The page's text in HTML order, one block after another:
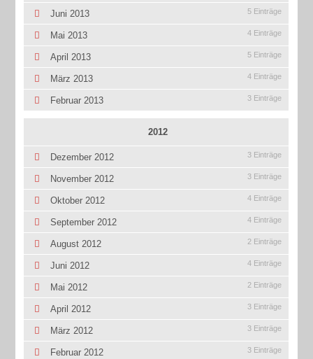
Juni 2013 5 Einträge
Mai 2013 4 Einträge
April 2013 5 Einträge
März 2013 4 Einträge
Februar 2013 3 Einträge
2012
Dezember 2012 3 Einträge
November 2012 3 Einträge
Oktober 2012 4 Einträge
September 2012 4 Einträge
August 2012 2 Einträge
Juni 2012 4 Einträge
Mai 2012 2 Einträge
April 2012 3 Einträge
März 2012 3 Einträge
Februar 2012 3 Einträge